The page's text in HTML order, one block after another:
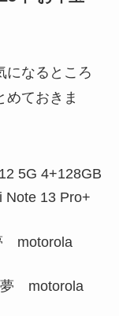
になるところ
めておきま
5G 4+128GB
13 Pro+
motorola
夢 motorola